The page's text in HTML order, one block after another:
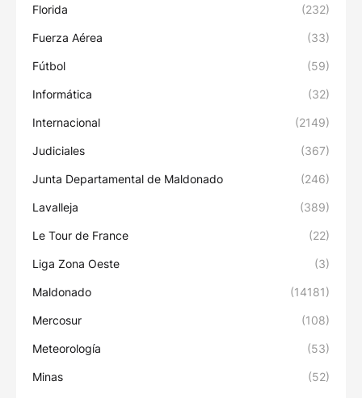
Florida (232)
Fuerza Aérea (33)
Fútbol (59)
Informática (32)
Internacional (2149)
Judiciales (367)
Junta Departamental de Maldonado (246)
Lavalleja (389)
Le Tour de France (22)
Liga Zona Oeste (3)
Maldonado (14181)
Mercosur (108)
Meteorología (53)
Minas (52)